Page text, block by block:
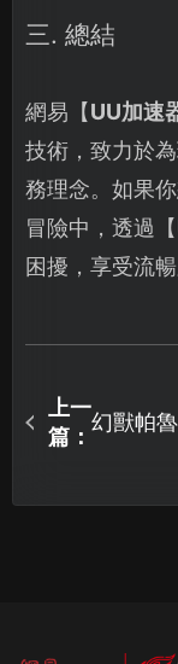
三. 總結
網易【UU加速
技術，致力於
務理念。如果
冒險中，透過【
困擾，享受流
上一
篇：
幻獸帕
全球區